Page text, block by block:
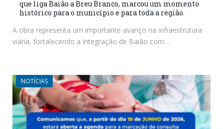
que liga Baião a Breu Branco, marcou um momento
histórico para o município e para toda a região.
A obra representa um importante avanço na infraestrutura
viária, fortalecendo a integração de Baião com…
NOTÍCIAS